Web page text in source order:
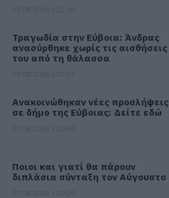
Τραγωδία στην Εύβοια: Άνδρας
ανασύρθηκε χωρίς τις αισθήσεις
του από τη θάλασσα
Ανακοινώθηκαν νέες προσλήψεις
σε δήμο της Εύβοιας: Δείτε εδώ
Ποιοι και γιατί θα πάρουν
διπλάσια σύνταξη τον Αύγουστο